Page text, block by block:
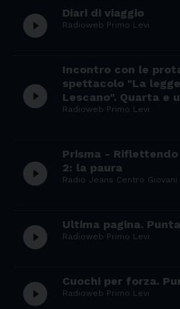
play_circle_filled Diari di viaggio
Radioweb Primo Levi
play_circle_filled
Incontro con le
spettacolo "La
Lescano". Quarta e
Radioweb Primo Levi
play_circle_filled
Prisma -
2: la paura
Radio Jeans Centro Giovani
play_circle_filled Ultima pagina.
Radioweb Primo Levi
play_circle_filled Cuochi per forza.
Radioweb Primo Levi